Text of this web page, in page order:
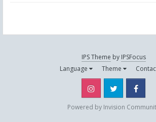
IPS Theme by IPSFocus
Language
Theme
Instagram Twitter
Powered by Invision